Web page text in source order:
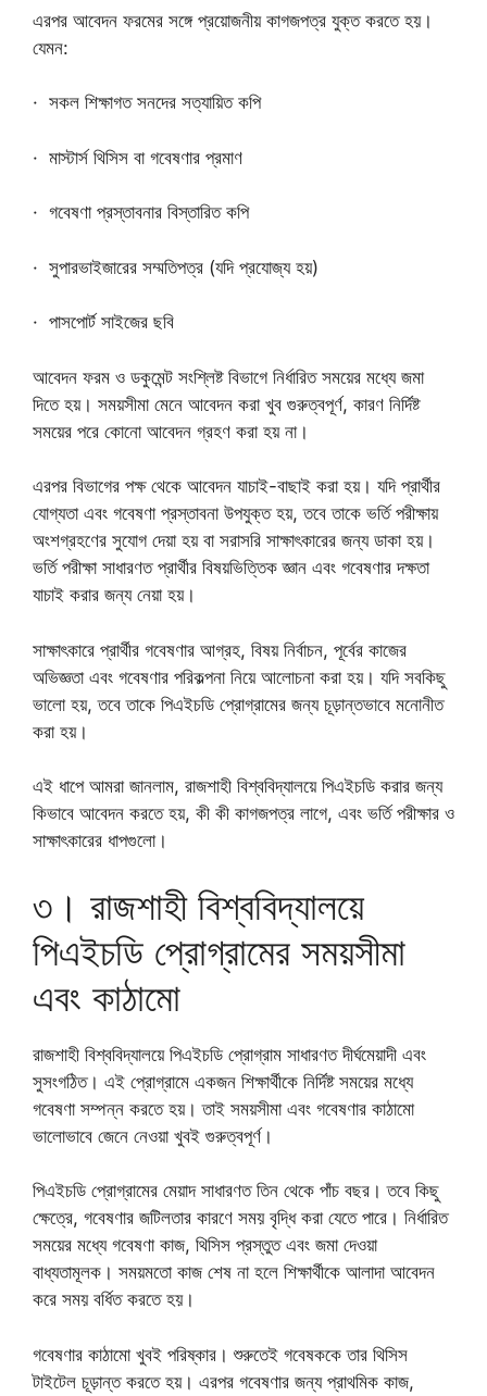
এরপর আবেদন ফরমের সঙ্গে প্রয়োজনীয় কাগজপত্র যুক্ত করতে হয়।
যেমন:
· সকল শিক্ষাগত সনদের সত্যায়িত কপি
· মাস্টার্স থিসিস বা গবেষণার প্রমাণ
· গবেষণা প্রস্তাবনার বিস্তারিত কপি
· সুপারভাইজারের সম্মতিপত্র (যদি প্রযোজ্য হয়)
· পাসপোর্ট সাইজের ছবি
আবেদন ফরম ও ডকুমেন্ট সংশ্লিষ্ট বিভাগে নির্ধারিত সময়ের মধ্যে জমা
দিতে হয়। সময়সীমা মেনে আবেদন করা খুব গুরুত্বপূর্ণ, কারণ নির্দিষ্ট
সময়ের পরে কোনো আবেদন গ্রহণ করা হয় না।
এরপর বিভাগের পক্ষ থেকে আবেদন যাচাই-বাছাই করা হয়। যদি প্রার্থীর
যোগ্যতা এবং গবেষণা প্রস্তাবনা উপযুক্ত হয়, তবে তাকে ভর্তি পরীক্ষায়
অংশগ্রহণের সুযোগ দেয়া হয় বা সরাসরি সাক্ষাৎকারের জন্য ডাকা হয়।
ভর্তি পরীক্ষা সাধারণত প্রার্থীর বিষয়ভিত্তিক জ্ঞান এবং গবেষণার দক্ষতা
যাচাই করার জন্য নেয়া হয়।
সাক্ষাৎকারে প্রার্থীর গবেষণার আগ্রহ, বিষয় নির্বাচন, পূর্বের কাজের
অভিজ্ঞতা এবং গবেষণার পরিকল্পনা নিয়ে আলোচনা করা হয়। যদি সবকিছু
ভালো হয়, তবে তাকে পিএইচডি প্রোগ্রামের জন্য চূড়ান্তভাবে মনোনীত
করা হয়।
এই ধাপে আমরা জানলাম, রাজশাহী বিশ্ববিদ্যালয়ে পিএইচডি করার জন্য
কিভাবে আবেদন করতে হয়, কী কী কাগজপত্র লাগে, এবং ভর্তি পরীক্ষার ও
সাক্ষাৎকারের ধাপগুলো।
৩। রাজশাহী বিশ্ববিদ্যালয়ে
পিএইচডি প্রোগ্রামের সময়সীমা
এবং কাঠামো
রাজশাহী বিশ্ববিদ্যালয়ে পিএইচডি প্রোগ্রাম সাধারণত দীর্ঘমেয়াদী এবং
সুসংগঠিত। এই প্রোগ্রামে একজন শিক্ষার্থীকে নির্দিষ্ট সময়ের মধ্যে
গবেষণা সম্পন্ন করতে হয়। তাই সময়সীমা এবং গবেষণার কাঠামো
ভালোভাবে জেনে নেওয়া খুবই গুরুত্বপূর্ণ।
পিএইচডি প্রোগ্রামের মেয়াদ সাধারণত তিন থেকে পাঁচ বছর। তবে কিছু
ক্ষেত্রে, গবেষণার জটিলতার কারণে সময় বৃদ্ধি করা যেতে পারে। নির্ধারিত
সময়ের মধ্যে গবেষণা কাজ, থিসিস প্রস্তুত এবং জমা দেওয়া
বাধ্যতামূলক। সময়মতো কাজ শেষ না হলে শিক্ষার্থীকে আলাদা আবেদন
করে সময় বর্ধিত করতে হয়।
গবেষণার কাঠামো খুবই পরিষ্কার। শুরুতেই গবেষককে তার থিসিস
টাইটেল চূড়ান্ত করতে হয়। এরপর গবেষণার জন্য প্রাথমিক কাজ,